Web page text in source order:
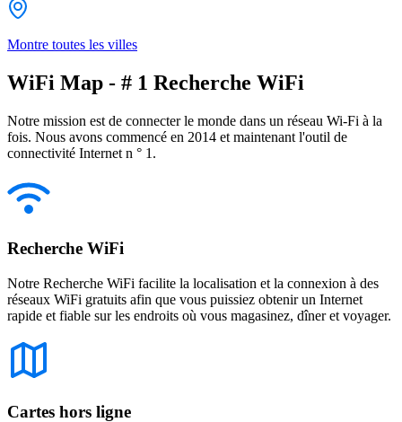
Montre toutes les villes
WiFi Map - # 1 Recherche WiFi
Notre mission est de connecter le monde dans un réseau Wi-Fi à la
fois. Nous avons commencé en 2014 et maintenant l'outil de
connectivité Internet n ° 1.
Recherche WiFi
Notre Recherche WiFi facilite la localisation et la connexion à des
réseaux WiFi gratuits afin que vous puissiez obtenir un Internet
rapide et fiable sur les endroits où vous magasinez, dîner et voyager.
Cartes hors ligne